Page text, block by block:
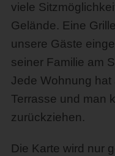
viele
Gelände. Eine
unsere Gäste
seiner Familie am
Jede Wohnung
Terrasse und man
zurückziehen.
Die Karte wird nur